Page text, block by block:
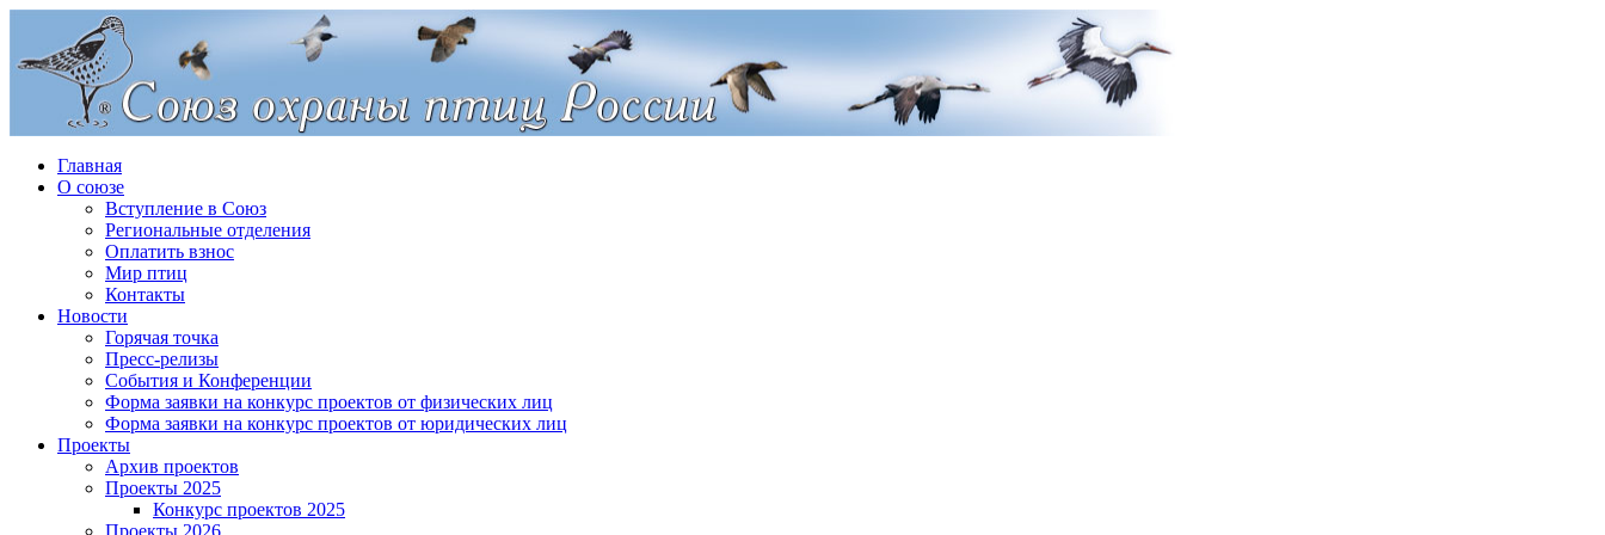
Главная
О союзе
Вступление в Союз
Региональные отделения
Оплатить взнос
Мир птиц
Контакты
Новости
Горячая точка
Пресс-релизы
События и Конференции
Форма заявки на конкурс проектов от физических лиц
Форма заявки на конкурс проектов от юридических лиц
Проекты
Архив проектов
Проекты 2025
Конкурс проектов 2025
Проекты 2026